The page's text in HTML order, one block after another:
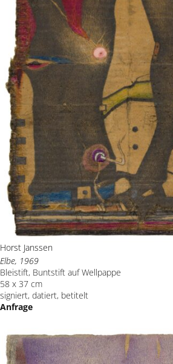
Horst Janssen
Elbe, 1969
Bleistift, Buntstift auf Wellpappe
58 x 37 cm
signiert, datiert, betitelt
Anfrage